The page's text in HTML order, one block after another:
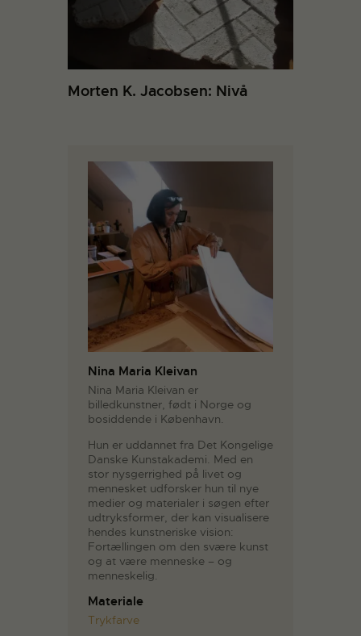
Morten K. Jacobsen: Nivå
Nina Maria Kleivan
Nina Maria Kleivan er
billedkunstner, født i Norge og
bosiddende i København.
Hun er uddannet fra Det Kongelige
Danske Kunstakademi. Med en
stor nysgerrighed på livet og
mennesket udforsker hun til nye
medier og materialer i søgen efter
udtryksformer, der kan visualisere
hendes kunstneriske vision:
Fortællingen om den svære kunst
og at være menneske – og
menneskelig.
Materiale
Trykfarve